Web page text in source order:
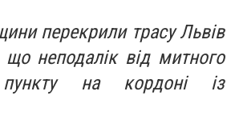
перекрили трасу Львів
що неподалік від митного
пункту на кордоні із